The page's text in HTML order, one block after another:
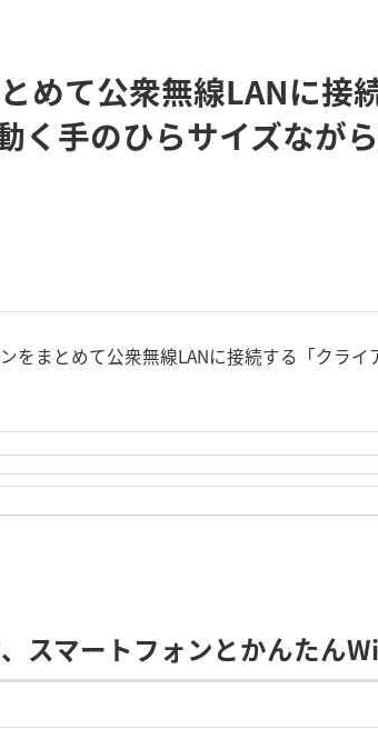
めて公衆無線LANに接
く手のひらサイズなが
をまとめて公衆無線LANに接続する「クラ
スマートフォンとかんたん